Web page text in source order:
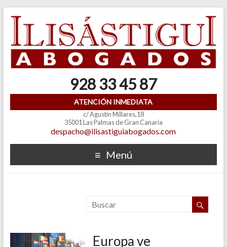
928 33 45 87
ATENCIÓN INMEDIATA
c/ Agustín Millares,18
35001 Las Palmas de Gran Canaria
despacho@ilisastiguiabogados.com
Menú
Europa ve